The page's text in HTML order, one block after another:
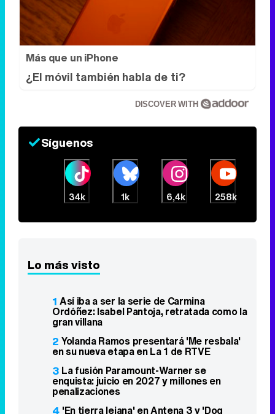
Más que un iPhone
¿El móvil también habla de ti?
DISCOVER WITH
Síguenos
34k 1k 6,4k 258k
Lo más visto
1 Así iba a ser la serie de Carmina
Ordóñez: Isabel Pantoja, retratada como la
gran villana
2 Yolanda Ramos presentará 'Me resbala'
en su nueva etapa en La 1 de RTVE
3 La fusión Paramount-Warner se
enquista: juicio en 2027 y millones en
penalizaciones
4 'En tierra lejana' en Antena 3 y 'Dog